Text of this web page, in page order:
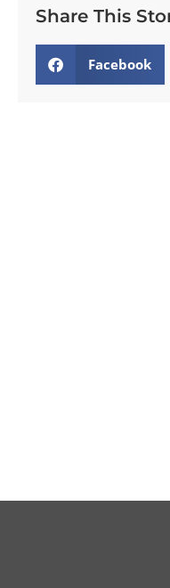
Share This
Facebook